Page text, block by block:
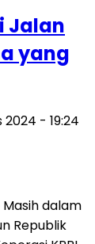
Jalan
yang
- 19:24
dalam
Republik